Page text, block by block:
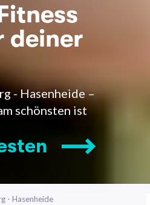
deiner
- Hasenheide –
schönsten ist
- Hasenheide